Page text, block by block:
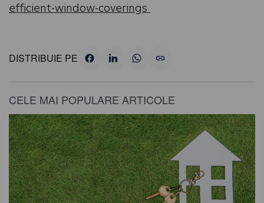
efficient-window-coverings
DISTRIBUIE PE
CELE MAI POPULARE ARTICOLE